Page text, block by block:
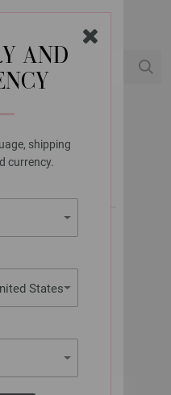
AND
shipping
currency.
States
NO. 8 -
+
EN
2020